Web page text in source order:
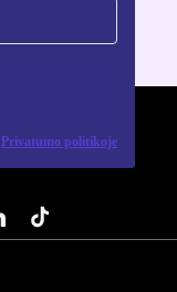
Privatumo politikoje